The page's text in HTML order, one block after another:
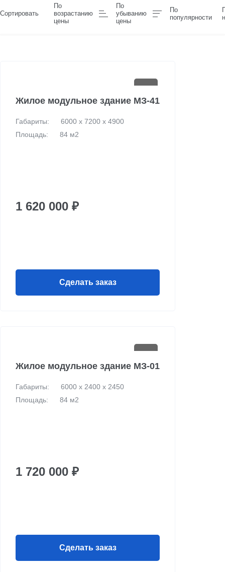
Сортировать
По
возрастанию
цены
По
убыванию
цены
По
популярности
Жилое модульное здание МЗ-41
Габариты:
6000 х 7200 х 4900
Площадь:
84 м2
1 620 000 ₽
Сделать заказ
Жилое модульное здание МЗ-01
Габариты:
6000 х 2400 х 2450
Площадь:
84 м2
1 720 000 ₽
Сделать заказ